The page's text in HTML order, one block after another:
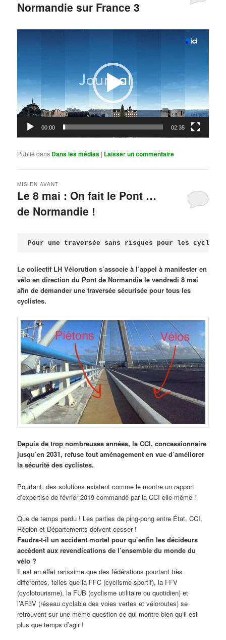
Normandie sur France 3
00:00 02:35
Publié dans Dans les médias | Laisser un commentaire
Le 8 mai : On fait le Pont …
de Normandie !
MIS EN AVANT
Pour une traversée sans risques pour les
Le collectif LH Vélorution s’associe à l’appel à manifester en
vélo en direction du Pont de Normandie le vendredi 8 mai
afin de demander une traversée sécurisée pour tous les
cyclistes.
Depuis de trop nombreuses années, la CCI, concessionnaire
jusqu’en 2031, refuse tout aménagement en vue d’améliorer
la sécurité des cyclistes.
Pourtant, des solutions existent comme le montre un rapport
d’expertise de février 2019 commandé par la CCI elle-même !
Que de temps perdu ! Les parties de ping-pong entre État, CCI,
Région et Départements doivent cesser !
Faudra-t-il un accident mortel pour qu’enfin les décideurs
accèdent aux revendications de l’ensemble du monde du
vélo ?
Il est en effet rarissime que des fédérations pourtant très
différentes, telles que la FFC (cyclisme sportif), la FFV
(cyclotourisme), la FUB (cyclisme utilitaire ou quotidien) et
l’AF3V (réseau cyclable des voies vertes et véloroutes) se
retrouvent sur une même question ce qui montre bien qu’il est
plus que temps d’agir !